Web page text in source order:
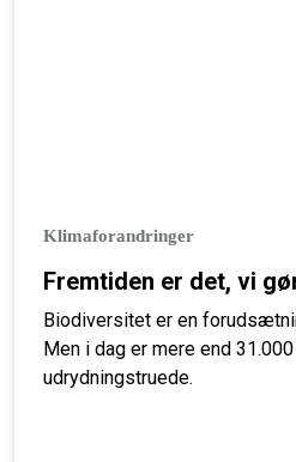
Klimaforandringer
Fremtiden er det, vi
Biodiversitet er en
Men i dag er mere end
udrydningstruede.